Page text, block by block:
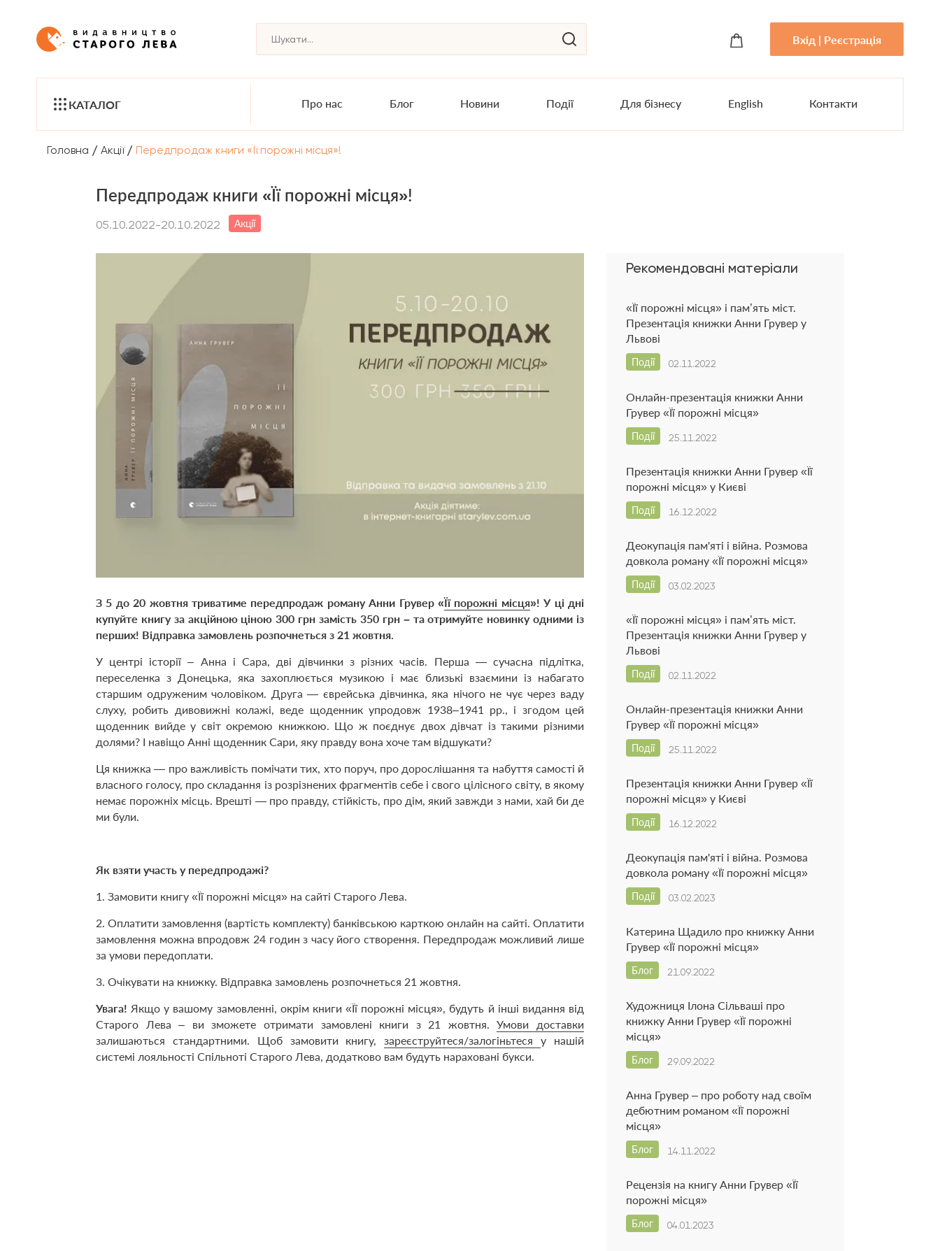
Вхід | Реєстрація
КАТАЛОГ Про нас Блог Новини Події Для бізнесу English Контакти
Головна / Акції / Передпродаж книги «Її порожні місця»!
Передпродаж книги «Її порожні місця»!
05.10.2022-20.10.2022 Акції
З 5 до 20 жовтня триватиме передпродаж роману Анни Грувер «Її порожні місця»! У ці дні
купуйте книгу за акційною ціною 300 грн замість 350 грн – та отримуйте новинку одними із
перших! Відправка замовлень розпочнеться з 21 жовтня.
У центрі історії – Анна і Сара, дві дівчинки з різних часів. Перша — сучасна підлітка,
переселенка з Донецька, яка захоплюється музикою і має близькі взаємини із набагато
старшим одруженим чоловіком. Друга — єврейська дівчинка, яка нічого не чує через ваду
слуху, робить дивовижні колажі, веде щоденник упродовж 1938–1941 рр., і згодом цей
щоденник вийде у світ окремою книжкою. Що ж поєднує двох дівчат із такими різними
долями? І навіщо Анні щоденник Сари, яку правду вона хоче там відшукати?
Ця книжка — про важливість помічати тих, хто поруч, про дорослішання та набуття самості й
власного голосу, про складання із розрізнених фрагментів себе і свого цілісного світу, в якому
немає порожніх місць. Врешті — про правду, стійкість, про дім, який завжди з нами, хай би де
ми були.
Як взяти участь у передпродажі?
1. Замовити книгу «Її порожні місця» на сайті Старого Лева.
2. Оплатити замовлення (вартість комплекту) банківською карткою онлайн на сайті. Оплатити
замовлення можна впродовж 24 годин з часу його створення. Передпродаж можливий лише
за умови передоплати.
3. Очікувати на книжку. Відправка замовлень розпочнеться 21 жовтня.
Увага! Якщо у вашому замовленні, окрім книги «Її порожні місця», будуть й інші видання від
Старого Лева – ви зможете отримати замовлені книги з 21 жовтня.Умови доставки
залишаються стандартними. Щоб замовити книгу, зареєструйтеся/залогіньтесяу нашій
системі лояльності Спільноті Старого Лева, додатково вам будуть нараховані букси.
Рекомендовані матеріали
«Її порожні місця» і пам’ять міст.
Презентація книжки Анни Грувер у
Львові
02.11.2022
Події
Онлайн-презентація книжки Анни
Грувер «Її порожні місця»
25.11.2022
Події
Презентація книжки Анни Грувер «Її
порожні місця» у Києві
16.12.2022
Події
Деокупація пам'яті і війна. Розмова
довкола роману «Її порожні місця»
03.02.2023
Події
«Її порожні місця» і пам’ять міст.
Презентація книжки Анни Грувер у
Львові
02.11.2022
Події
Онлайн-презентація книжки Анни
Грувер «Її порожні місця»
25.11.2022
Події
Презентація книжки Анни Грувер «Її
порожні місця» у Києві
16.12.2022
Події
Деокупація пам'яті і війна. Розмова
довкола роману «Її порожні місця»
03.02.2023
Події
Катерина Щадило про книжку Анни
Грувер «Її порожні місця»
21.09.2022
Блог
Художниця Ілона Сільваші про
книжку Анни Грувер «Її порожні
місця»
29.09.2022
Блог
Анна Грувер – про роботу над своїм
дебютним романом «Її порожні
місця»
14.11.2022
Блог
Рецензія на книгу Анни Грувер «Її
порожні місця»
04.01.2023
Блог